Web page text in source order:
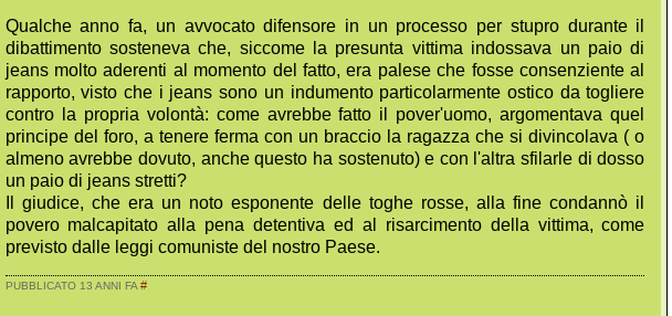
Qualche anno fa, un avvocato difensore in un processo per stupro durante il
dibattimento sosteneva che, siccome la presunta vittima indossava un paio di
jeans molto aderenti al momento del fatto, era palese che fosse consenziente al
rapporto, visto che i jeans sono un indumento particolarmente ostico da togliere
contro la propria volontà: come avrebbe fatto il pover'uomo, argomentava quel
principe del foro, a tenere ferma con un braccio la ragazza che si divincolava ( o
almeno avrebbe dovuto, anche questo ha sostenuto) e con l'altra sfilarle di dosso
un paio di jeans stretti?
Il giudice, che era un noto esponente delle toghe rosse, alla fine condannò il
povero malcapitato alla pena detentiva ed al risarcimento della vittima, come
previsto dalle leggi comuniste del nostro Paese.
PUBBLICATO 13 ANNI FA #